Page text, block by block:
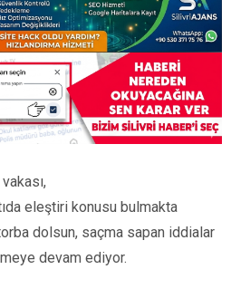
eleştiri konusu bulmakta
dolsun, saçma sapan iddialar
devam ediyor.